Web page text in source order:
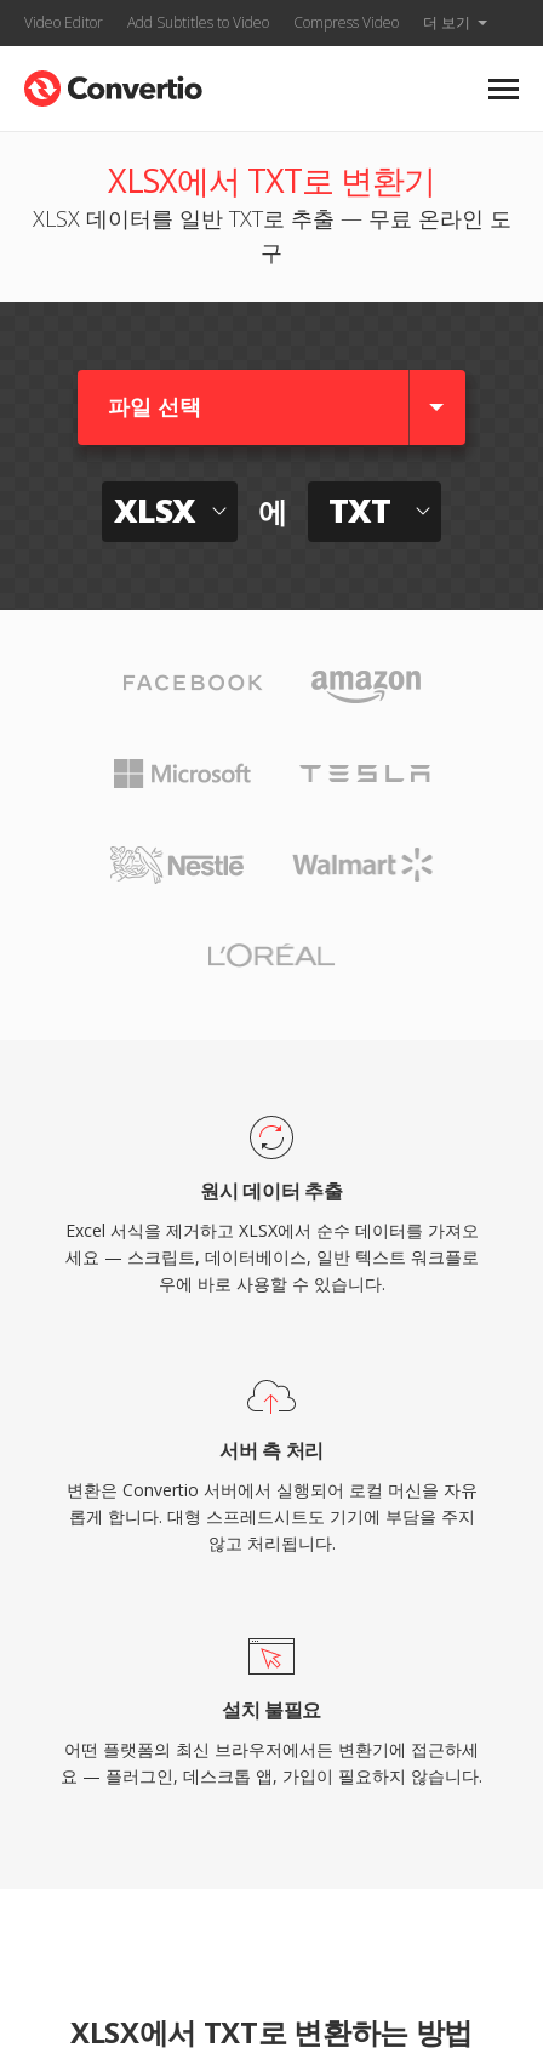
Video Editor Add Subtitles to Video Compress Video 더 보기
XLSX에서 TXT로 변환기
XLSX 데이터를 일반 TXT로 추출 — 무료 온라인 도
구
파일 선택
XLSX 에 TXT
원시 데이터 추출
Excel 서식을 제거하고 XLSX에서 순수 데이터를 가져오
세요 — 스크립트, 데이터베이스, 일반 텍스트 워크플로
우에 바로 사용할 수 있습니다.
서버 측 처리
변환은 Convertio 서버에서 실행되어 로컬 머신을 자유
롭게 합니다. 대형 스프레드시트도 기기에 부담을 주지
않고 처리됩니다.
설치 불필요
어떤 플랫폼의 최신 브라우저에서든 변환기에 접근하세
요 — 플러그인, 데스크톱 앱, 가입이 필요하지 않습니다.
XLSX에서 TXT로 변환하는 방법